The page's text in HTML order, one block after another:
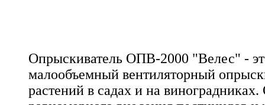
Опрыскиватель ОПВ-2000 "Велес" -
малообъемный вентиляторный
растений в садах и на